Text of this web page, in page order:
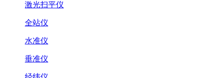
激光扫平仪
全站仪
水准仪
垂准仪